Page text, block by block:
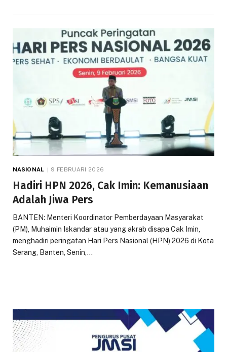
NASIONAL 9 FEBRUARI 2026
Hadiri HPN 2026, Cak Imin: Kemanusiaan
Adalah Jiwa Pers
BANTEN: Menteri Koordinator Pemberdayaan Masyarakat
(PM), Muhaimin Iskandar atau yang akrab disapa Cak Imin,
menghadiri peringatan Hari Pers Nasional (HPN) 2026 di Kota
Serang, Banten, Senin,…